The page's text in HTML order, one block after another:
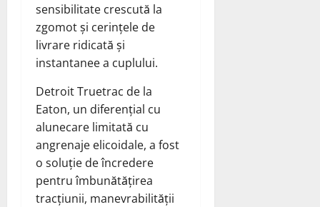
sensibilitate crescută la
zgomot și cerințele de
livrare ridicată și
instantanee a cuplului.
Detroit Truetrac de la
Eaton, un diferențial cu
alunecare limitată cu
angrenaje elicoidale, a fost
o soluție de încredere
pentru îmbunătățirea
tracțiunii, manevrabilității